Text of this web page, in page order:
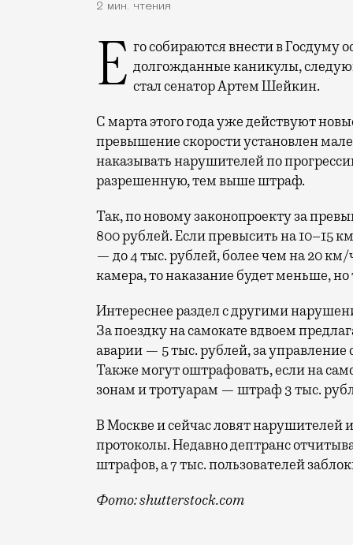
2 мин. чтения
Его собираются внести в Госдуму осенью (ведь сейчас у депутатов начинаются долгожданные каникулы,
стал сенатор Артем Шейкин.
С марта этого года уже действуют
превышение скорости установлен
наказывать нарушителей по
разрешенную, тем выше штраф.
Так, по новому законопроекту за
800 рублей. Если превысить на 10–15
— до 4 тыс. рублей, более чем на 20
камера, то наказание будет меньше, но
Интереснее раздел с другими
За поездку на самокате вдвоем
аварии — 5 тыс. рублей, за
Также могут оштрафовать, если на
зонам и тротуарам — штраф 3 тыс.
В Москве и сейчас ловят нарушителей
протоколы. Недавно дептранс
штрафов, а 7 тыс. пользователей
Фото: shutterstock.com